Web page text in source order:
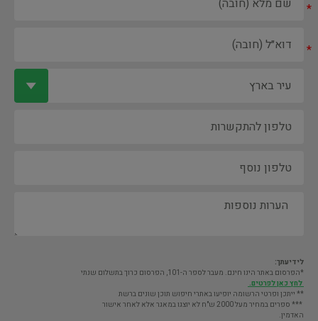
*
*
לידיעתך:
*הפרסום באתר הינו חינם. מעבר לספר ה-101, הפרסום כרוך בתשלום שנתי
לחץ כאן לפרטים.
** ייתכן ופרטי הרשומה יופיעו באתרי חיפוש תוכן שונים ברשת
*** ספרים במחיר מעל 2000 ש"ח לא יוצגו במאגר אלא לאחר אישור
האדמין.